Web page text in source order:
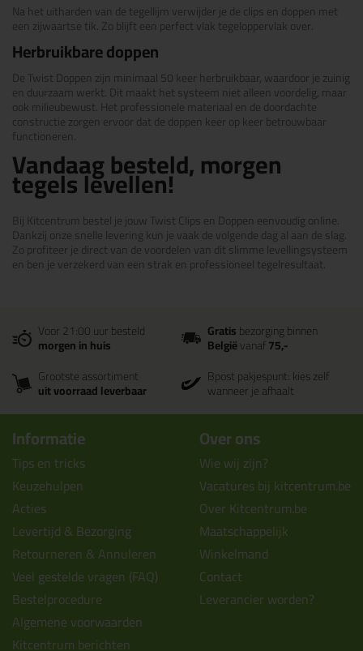
Na het uitharden van de tegellijm verwijder je de clips en doppen met
een zijwaartse tik. Zo blijft een perfect vlak tegeloppervlak over.
Herbruikbare doppen
De Twist Doppen zijn minimaal 50 keer herbruikbaar, waardoor je zuinig
en duurzaam werkt. Dit maakt het systeem niet alleen voordelig, maar
ook milieubewust. Het professionele materiaal en de doordachte
constructie zorgen ervoor dat de doppen keer op keer betrouwbaar
functioneren.
Vandaag besteld, morgen
tegels levellen!
Bij Kitcentrum bestel je jouw Twist Clips en Doppen eenvoudig online.
Dankzij onze snelle levering kun je vaak de volgende dag al aan de slag.
Zo profiteer je direct van de voordelen van dit slimme levellingsysteem
en ben je verzekerd van een strak en professioneel tegelresultaat.
Voor 21:00 uur besteld
morgen in huis
Gratisbezorging binnen
Belgiëvanaf75,-
Grootste assortiment
uit voorraad leverbaar
Bpost pakjespunt: kies zelf
wanneer je afhaalt
Informatie
Tips en tricks
Keuzehulpen
Acties
Levertijd & Bezorging
Retourneren & Annuleren
Veel gestelde vragen (FAQ)
Bestelprocedure
Algemene voorwaarden
Kitcentrum berichten
Over ons
Wie wij zijn?
Vacatures bij kitcentrum.be
Over Kitcentrum.be
Maatschappelijk
Winkelmand
Contact
Leverancier worden?